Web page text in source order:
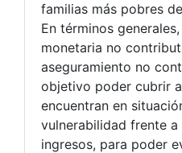
familias más pobres
En términos
monetaria no
aseguramiento no
objetivo poder cubrir
encuentran en
vulnerabilidad frente
ingresos, para poder